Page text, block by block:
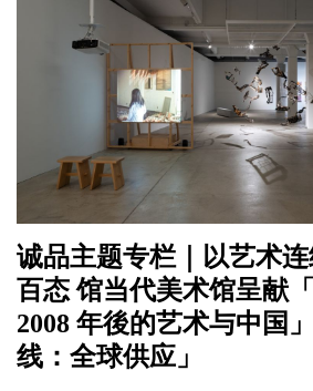
诚品主题专栏｜以艺术
百态 馆当代美术馆呈献
2008 年後的艺术与中国
线：全球供应」